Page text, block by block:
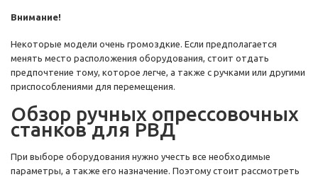
Внимание!
Некоторые модели очень громоздкие. Если предполагается
менять место расположения оборудования, стоит отдать
предпочтение тому, которое легче, а также с ручками или другими
приспособлениями для перемещения.
Обзор ручных опрессовочных
станков для РВД
При выборе оборудования нужно учесть все необходимые
параметры, а также его назначение. Поэтому стоит рассмотреть